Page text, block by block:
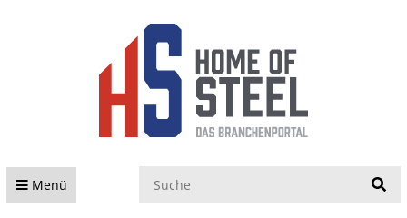
Menü